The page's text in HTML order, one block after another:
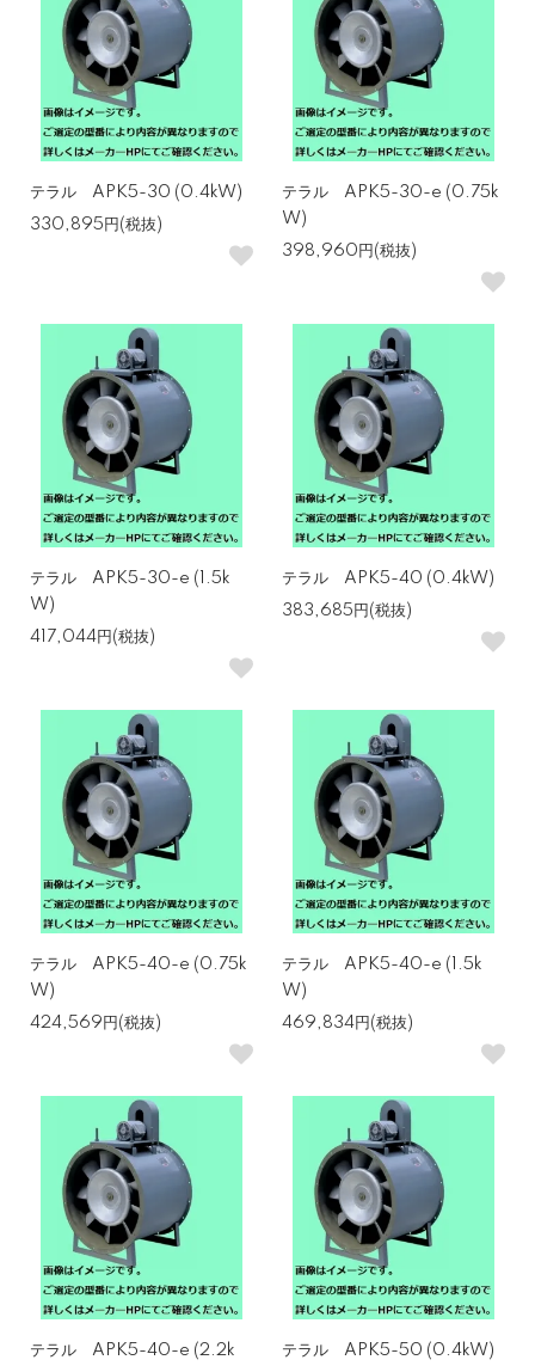
テラル APK5-30 (0.4kW)
330,895円(税抜)
テラル APK5-30-e (0.75k
W)
398,960円(税抜)
テラル APK5-30-e (1.5k
W)
417,044円(税抜)
テラル APK5-40 (0.4kW)
383,685円(税抜)
テラル APK5-40-e (0.75k
W)
424,569円(税抜)
テラル APK5-40-e (1.5k
W)
469,834円(税抜)
テラル APK5-40-e (2.2k テラル APK5-50 (0.4kW)